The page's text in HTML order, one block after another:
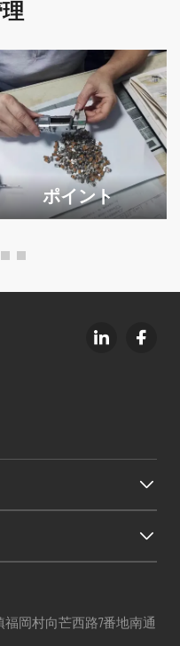
ポイント
福岡村向芒西路7番地南通